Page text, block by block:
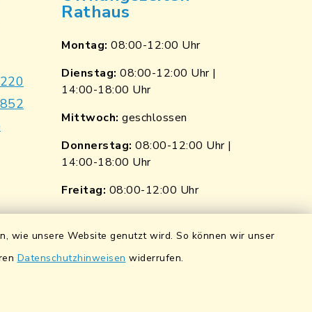
wie unsere Website genutzt wird. So können wir unser
Datenschutzhinweisen widerrufen.
Rathaus
Montag: 08:00-12:00 Uhr
Dienstag: 08:00-12:00 Uhr |
14:00-18:00 Uhr
Mittwoch: geschlossen
Donnerstag: 08:00-12:00 Uhr |
14:00-18:00 Uhr
Freitag: 08:00-12:00 Uhr
Quicklinks
Wasserstände der Naab